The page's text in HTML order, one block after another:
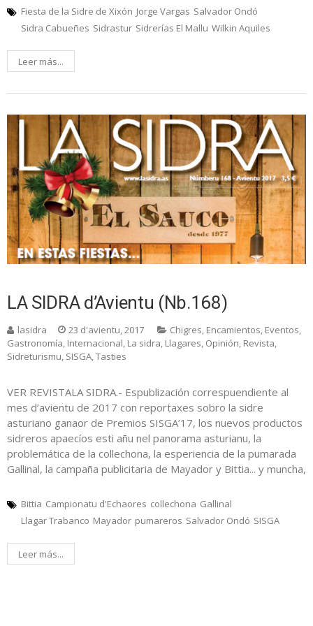
Fiesta de la Sidre de Xixón Jorge Vargas Salvador Ondó
Sidra Cabueñes Sidrastur Sidrerías El Mallu Wilkin Aquiles
Leer más...
LA SIDRA d’Avientu (Nb.168)
lasidra 23 d'avientu, 2017 Chigres, Encamientos, Eventos,
Gastronomía, Internacional, La sidra, Llagares, Opinión, Revista,
Sidreturismu, SISGA,Tasties
VER REVISTALA SIDRA.- Espublización correspuendiente al
mes d’avientu de 2017 con reportaxes sobro la sidre
asturiano ganaor de Premios SISGA’17, los nuevos productos
sidreros apaecíos esti añu nel panorama asturianu, la
problemática de la collechona, la esperiencia de la pumarada
Gallinal, la campaña publicitaria de Mayador y Bittia... y muncha,
Bittia Campionatu d'Echaores collechona Gallinal
Llagar Trabanco Mayador pumareros Salvador Ondó SISGA
Leer más...